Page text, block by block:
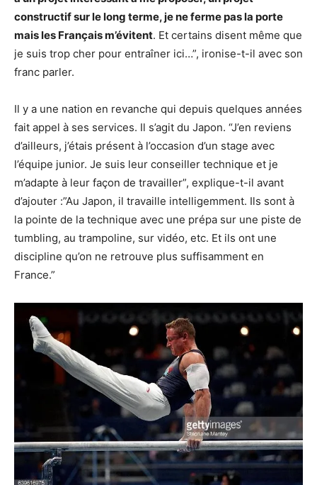
constructif sur le long terme, je ne ferme pas la porte
mais les Français m’évitent. Et certains disent même que
je suis trop cher pour entraîner ici…”, ironise-t-il avec son
franc parler.
Il y a une nation en revanche qui depuis quelques années
fait appel à ses services. Il s’agit du Japon. “J’en reviens
d’ailleurs, j’étais présent à l’occasion d’un stage avec
l’équipe junior. Je suis leur conseiller technique et je
m’adapte à leur façon de travailler”, explique-t-il avant
d’ajouter :”Au Japon, il travaille intelligemment. Ils sont à
la pointe de la technique avec une prépa sur une piste de
tumbling, au trampoline, sur vidéo, etc. Et ils ont une
discipline qu’on ne retrouve plus suffisamment en
France.”